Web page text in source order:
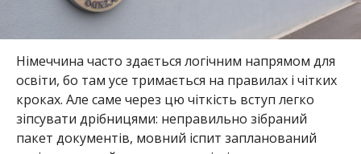
Німеччина часто здається логічним напрямом для
освіти, бо там усе тримається на правилах і чітких
кроках. Але саме через цю чіткість вступ легко
зіпсувати дрібницями: неправильно зібраний
пакет документів, мовний іспит запланований